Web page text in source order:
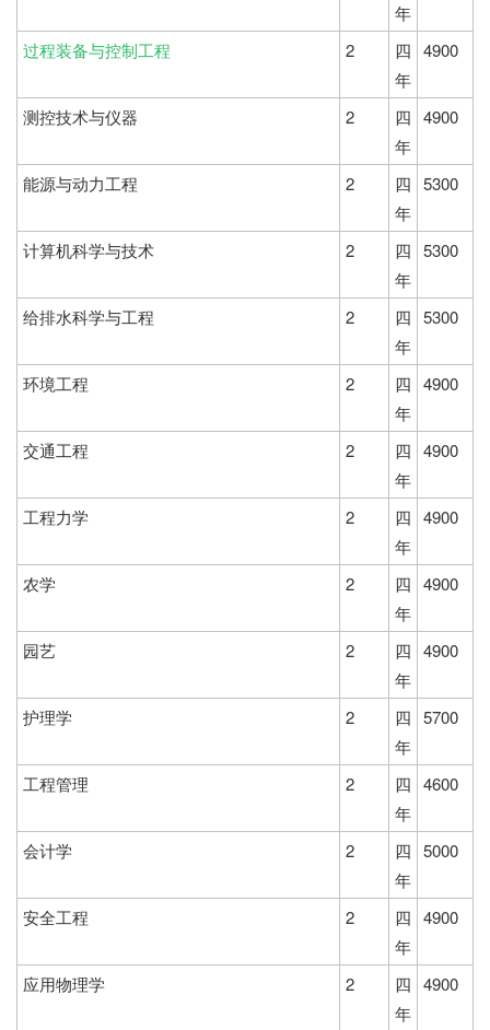
年
过程装备与控制工程 2
四
年
4900
测控技术与仪器 2
四
年
4900
能源与动力工程 2
四
年
5300
计算机科学与技术 2
四
年
5300
给排水科学与工程 2
四
年
5300
环境工程 2
四
年
4900
交通工程 2
四
年
4900
工程力学 2
四
年
4900
农学 2
四
年
4900
园艺 2
四
年
4900
护理学 2
四
年
5700
工程管理 2
四
年
4600
会计学 2
四
年
5000
安全工程 2
四
年
4900
应用物理学 2
四
年
4900